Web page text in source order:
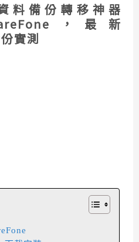
料備份轉移神器
，最新
實測